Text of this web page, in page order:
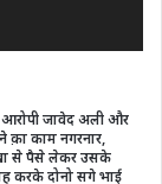
आरोपी जावेद अली और
क़ा काम नगरनार,
से पैसे लेकर उसके
करके दोनो सगे भाई